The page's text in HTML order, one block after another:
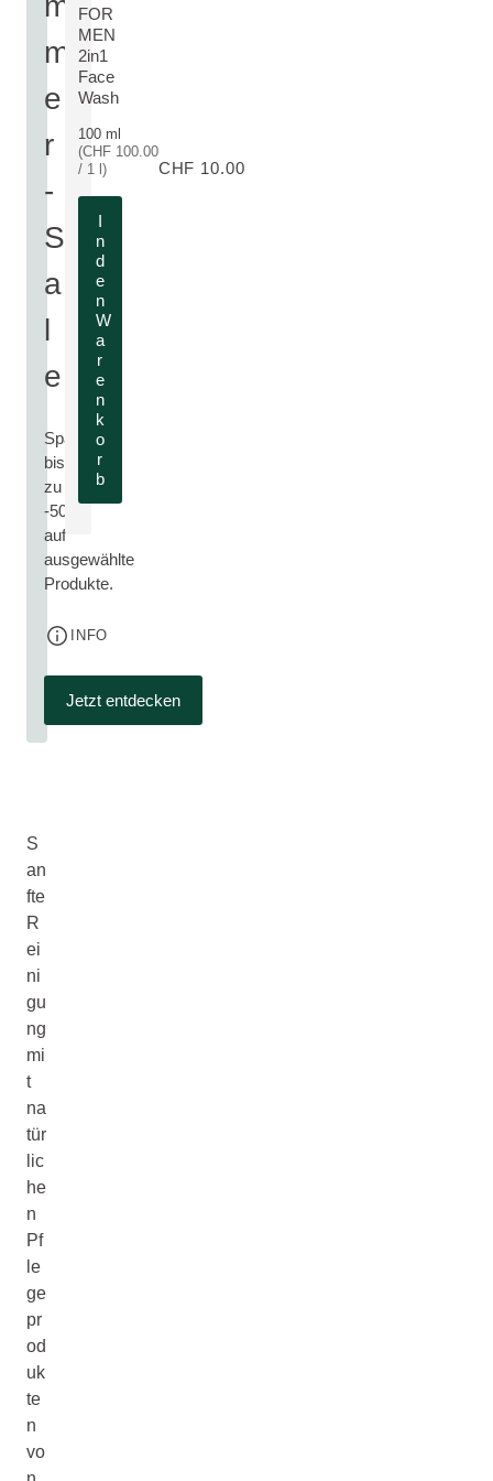
m
e
r
-
S
a
l
e
Spare
bis
zu
-50%
auf
ausgewählte
Produkte.
INFO
Jetzt entdecken
MEHR ZUM PRODUKT:
FOR
MEN
2in1
Face
Wash
100 ml
(CHF 100.00
/ 1 l)
CHF 10.00
I
n
d
e
n
W
a
r
e
n
k
o
r
b
S
an
fte
R
ei
ni
gu
ng
mi
t
na
tür
lic
he
n
Pf
le
ge
pr
od
uk
te
n
vo